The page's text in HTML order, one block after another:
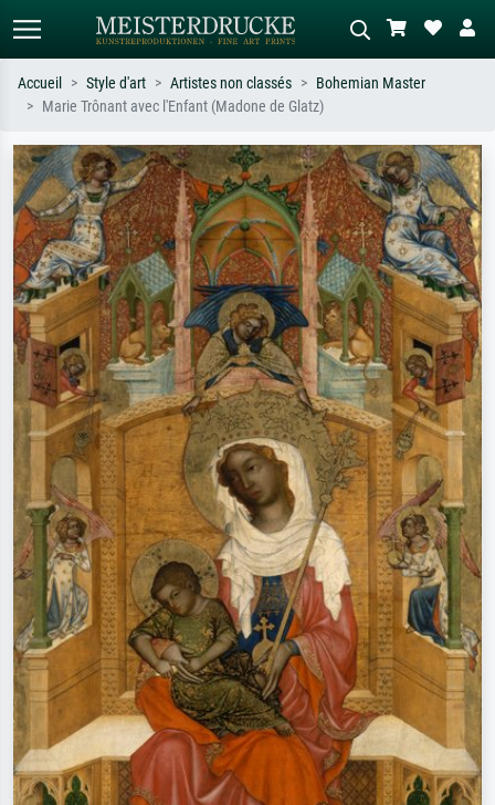
Recherchez par artiste, titre ou style –
ex. Monet, Nuit étoilée,
impressionnisme, vague de Hokusai,
nu.
Décrivez la scène – ex. prairie verte,
abstrait avec beaucoup de rouge,
tableau sombre, nu debout près d'un
arbre.
Accueil Style d'art Artistes non classés
Bohemian Master
Marie Trônant avec l'Enfant (Madone de Glatz)